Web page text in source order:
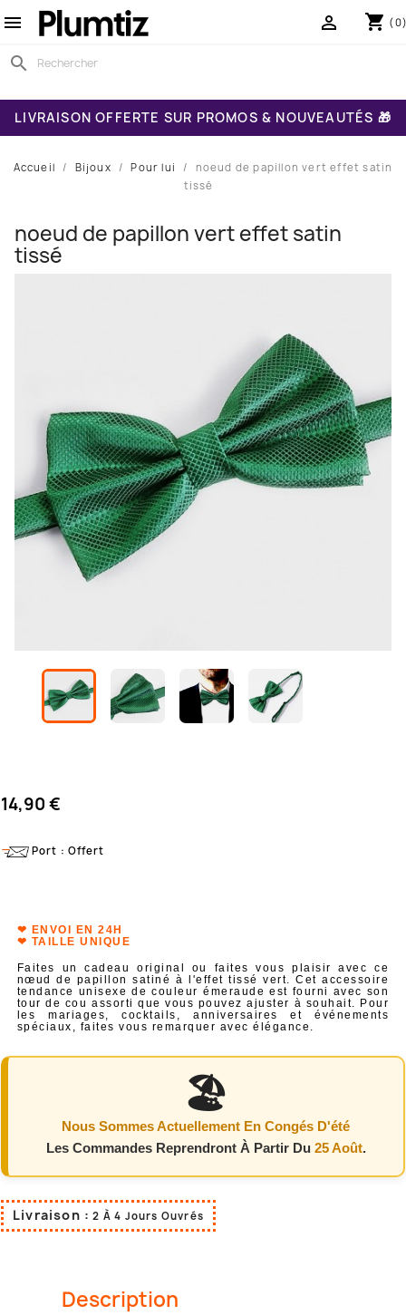
 shopping_cart

search
LIVRAISON OFFERTE SUR PROMOS & NOUVEAUTÉS 🎁
Accueil Bijoux Pour lui
noeud de papillon vert effet satin
tissé
noeud de papillon vert effet satin
tissé
14,90 €
Port : Offert
❤ ENVOI EN 24H
❤ TAILLE UNIQUE
Faites un cadeau original ou faites vous plaisir avec ce
nœud de papillon satiné à l'effet tissé vert. Cet accessoire
tendance unisexe de couleur émeraude est fourni avec son
tour de cou assorti que vous pouvez ajuster à souhait. Pour
les mariages, cocktails, anniversaires et événements
spéciaux, faites vous remarquer avec élégance.
🏖️
Nous Sommes Actuellement En Congés D'été
Les Commandes Reprendront À Partir Du 25 Août.
Livraison : 2 À 4 Jours Ouvrés
Description